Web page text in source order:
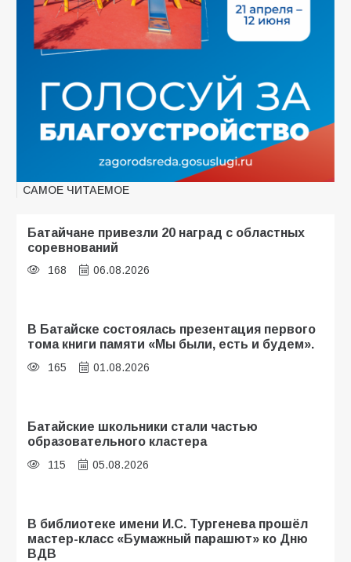
САМОЕ ЧИТАЕМОЕ
Батайчане привезли 20 наград с областных
соревнований
168 06.08.2026
В Батайске состоялась презентация первого
тома книги памяти «Мы были, есть и будем».
165 01.08.2026
Батайские школьники стали частью
образовательного кластера
115 05.08.2026
В библиотеке имени И.С. Тургенева прошёл
мастер-класс «Бумажный парашют» ко Дню
ВДВ